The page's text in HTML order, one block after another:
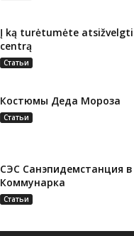
Į ką turėtumėte
centrą
Статьи
Костюмы Деда Мороза
Статьи
СЭС Санэпидемстанция
Коммунарка
Статьи